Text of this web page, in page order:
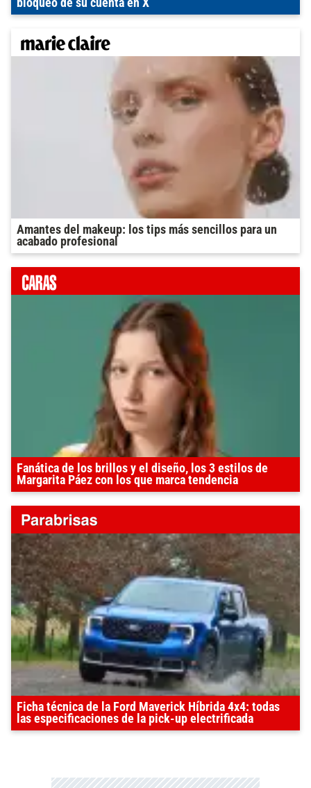
Amantes del makeup: los tips más sencillos para un
acabado profesional
Fanática de los brillos y el diseño, los 3 estilos de
Margarita Páez con los que marca tendencia
Ficha técnica de la Ford Maverick Híbrida 4x4: todas
las especificaciones de la pick-up electrificada